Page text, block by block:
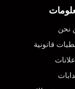
نحن
قانونية